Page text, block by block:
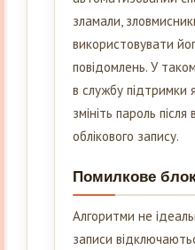
зламали,
використовувати
повідомлень. У
в службу
змініть пароль після
облікового запису.
Помилкове
Алгоритми не
записи